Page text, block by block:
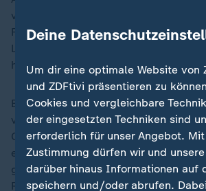
verlor den Puck und Kirk vergab die
Führung nach 27 Sekunden. Auch
Leo Pföderl war Mannheim im Glück,
hielten die Adler mit dem Meister
Beide Teams zeigten mit ihrer
viel ging. Die Berliner erspielten sich
Chancen und nutzten einen Adler-
ersten Drittelpause. Tobias Fohrler
gegen den stark nachgehenden
Ronning umkurvte Goalie Johan
Deine
Um dir eine optimale Website von
und ZDFtivi präsentieren zu
Cookies und vergleichbare
der eingesetzten Techniken sind
erforderlich für unser Angebot.
Zustimmung dürfen wir und
darüber hinaus Informationen auf
speichern und/oder abrufen.